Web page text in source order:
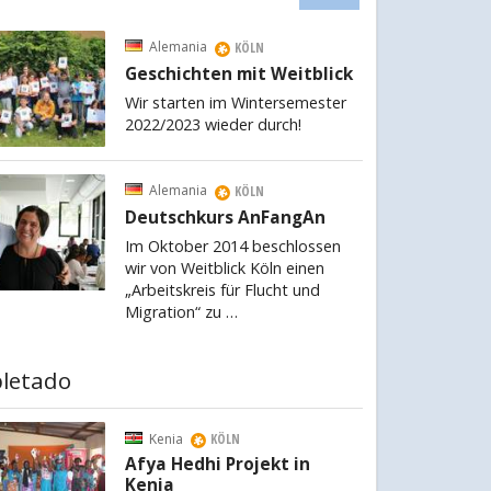
Alemania KÖLN
Geschichten mit Weitblick
Wir starten im Wintersemester
2022/2023 wieder durch!
Alemania KÖLN
Deutschkurs AnFangAn
Im Oktober 2014 beschlossen
wir von Weitblick Köln einen
„Arbeitskreis für Flucht und
Migration“ zu …
Kenia KÖLN
Afya Hedhi Projekt in
Kenia